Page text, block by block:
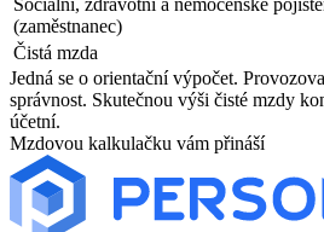
(zaměstnanec)
Čistá mzda
Jedná se o orientační výpočet.
správnost. Skutečnou výši čisté mzdy
účetní.
Mzdovou kalkulačku vám přináší